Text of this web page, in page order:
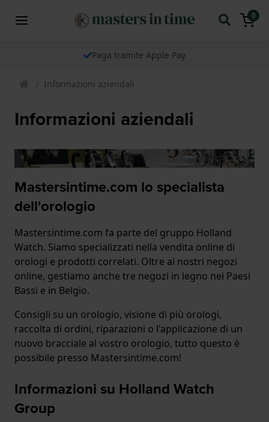
0
Paga tramite Apple Pay
Informazioni aziendali
Informazioni aziendali
Mastersintime.com lo specialista
dell'orologio
Mastersintime.com fa parte del gruppo Holland
Watch. Siamo specializzati nella vendita online di
orologi e prodotti correlati. Oltre ai nostri negozi
online, gestiamo anche tre negozi in legno nei Paesi
Bassi e in Belgio.
Consigli su un orologio, visione di più orologi,
raccolta di ordini, riparazioni o l'applicazione di un
nuovo bracciale al vostro orologio, tutto questo è
possibile presso Mastersintime.com!
Informazioni su Holland Watch
Group